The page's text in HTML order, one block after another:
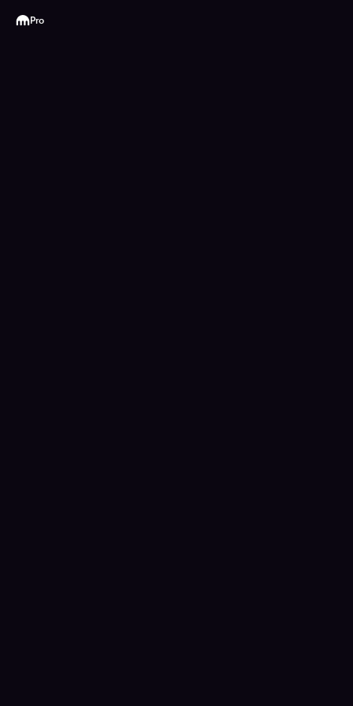
Kraken
Pro